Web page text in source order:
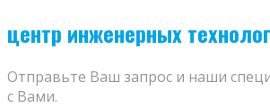
центр инженерных
Отправьте Ваш запрос и наши
с Вами.